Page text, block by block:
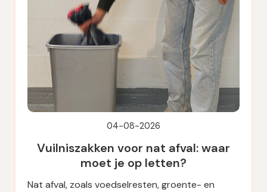
04-08-2026
Vuilniszakken voor nat afval: waar
moet je op letten?
Nat afval, zoals voedselresten, groente- en